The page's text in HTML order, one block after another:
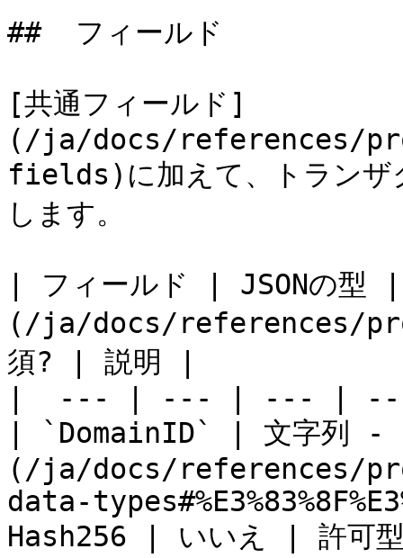
##  フィールド
[共通フィールド]
(/ja/docs/references/
fields)に加えて、トランザ
します。
| フィールド | JSONの型
(/ja/docs/references/
須? | 説明 |
|  --- | --- | --- |
| `DomainID` | 文字列 -
(/ja/docs/references/
data-
Hash256 | いいえ | 許可型